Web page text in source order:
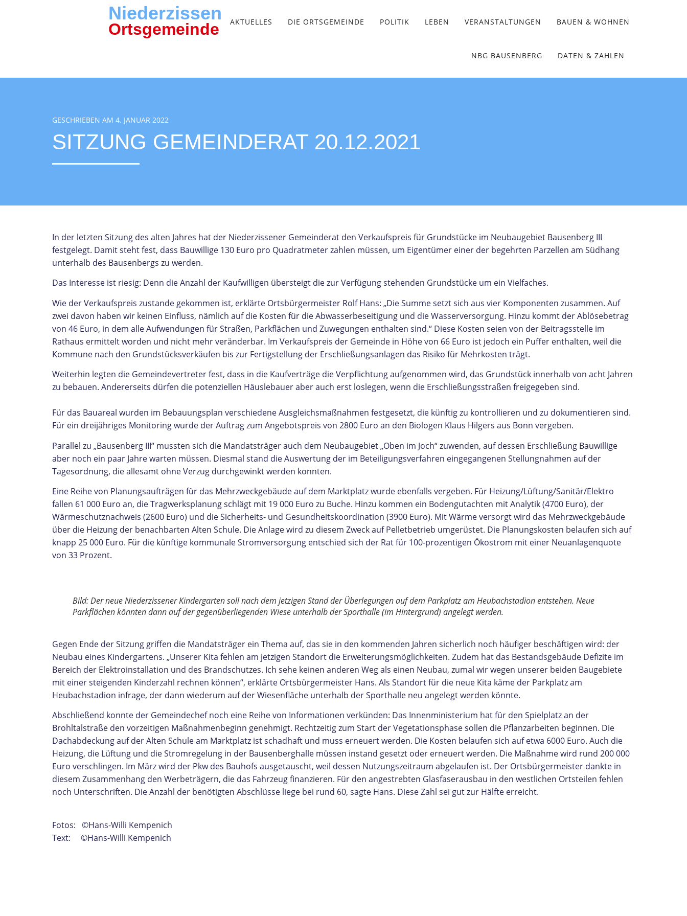
Niederzissen
Ortsgemeinde AKTUELLES DIE ORTSGEMEINDE POLITIK LEBEN VERANSTALTUNGEN BAUEN & WOHNEN
NBG BAUSENBERG DATEN & ZAHLEN
GESCHRIEBEN AM 4. JANUAR 2022
SITZUNG GEMEINDERAT 20.12.2021
In der letzten Sitzung des alten Jahres hat der Niederzissener Gemeinderat den Verkaufspreis für Grundstücke im Neubaugebiet Bausenberg III
festgelegt. Damit steht fest, dass Bauwillige 130 Euro pro Quadratmeter zahlen müssen, um Eigentümer einer der begehrten Parzellen am Südhang
unterhalb des Bausenbergs zu werden.
Das Interesse ist riesig: Denn die Anzahl der Kaufwilligen übersteigt die zur Verfügung stehenden Grundstücke um ein Vielfaches.
Wie der Verkaufspreis zustande gekommen ist, erklärte Ortsbürgermeister Rolf Hans: „Die Summe setzt sich aus vier Komponenten zusammen. Auf
zwei davon haben wir keinen Einfluss, nämlich auf die Kosten für die Abwasserbeseitigung und die Wasserversorgung. Hinzu kommt der Ablösebetrag
von 46 Euro, in dem alle Aufwendungen für Straßen, Parkflächen und Zuwegungen enthalten sind.“ Diese Kosten seien von der Beitragsstelle im
Rathaus ermittelt worden und nicht mehr veränderbar. Im Verkaufspreis der Gemeinde in Höhe von 66 Euro ist jedoch ein Puffer enthalten, weil die
Kommune nach den Grundstücksverkäufen bis zur Fertigstellung der Erschließungsanlagen das Risiko für Mehrkosten trägt.
Weiterhin legten die Gemeindevertreter fest, dass in die Kaufverträge die Verpflichtung aufgenommen wird, das Grundstück innerhalb von acht Jahren
zu bebauen. Andererseits dürfen die potenziellen Häuslebauer aber auch erst loslegen, wenn die Erschließungsstraßen freigegeben sind.
Für das Bauareal wurden im Bebauungsplan verschiedene Ausgleichsmaßnahmen festgesetzt, die künftig zu kontrollieren und zu dokumentieren sind.
Für ein dreijähriges Monitoring wurde der Auftrag zum Angebotspreis von 2800 Euro an den Biologen Klaus Hilgers aus Bonn vergeben.
Parallel zu „Bausenberg III“ mussten sich die Mandatsträger auch dem Neubaugebiet „Oben im Joch“ zuwenden, auf dessen Erschließung Bauwillige
aber noch ein paar Jahre warten müssen. Diesmal stand die Auswertung der im Beteiligungsverfahren eingegangenen Stellungnahmen auf der
Tagesordnung, die allesamt ohne Verzug durchgewinkt werden konnten.
Eine Reihe von Planungsaufträgen für das Mehrzweckgebäude auf dem Marktplatz wurde ebenfalls vergeben. Für Heizung/Lüftung/Sanitär/Elektro
fallen 61 000 Euro an, die Tragwerksplanung schlägt mit 19 000 Euro zu Buche. Hinzu kommen ein Bodengutachten mit Analytik (4700 Euro), der
Wärmeschutznachweis (2600 Euro) und die Sicherheits- und Gesundheitskoordination (3900 Euro). Mit Wärme versorgt wird das Mehrzweckgebäude
über die Heizung der benachbarten Alten Schule. Die Anlage wird zu diesem Zweck auf Pelletbetrieb umgerüstet. Die Planungskosten belaufen sich auf
knapp 25 000 Euro. Für die künftige kommunale Stromversorgung entschied sich der Rat für 100-prozentigen Ökostrom mit einer Neuanlagenquote
von 33 Prozent.
Bild: Der neue Niederzissener Kindergarten soll nach dem jetzigen Stand der Überlegungen auf dem Parkplatz am Heubachstadion entstehen. Neue
Parkflächen könnten dann auf der gegenüberliegenden Wiese unterhalb der Sporthalle (im Hintergrund) angelegt werden.
Gegen Ende der Sitzung griffen die Mandatsträger ein Thema auf, das sie in den kommenden Jahren sicherlich noch häufiger beschäftigen wird: der
Neubau eines Kindergartens. „Unserer Kita fehlen am jetzigen Standort die Erweiterungsmöglichkeiten. Zudem hat das Bestandsgebäude Defizite im
Bereich der Elektroinstallation und des Brandschutzes. Ich sehe keinen anderen Weg als einen Neubau, zumal wir wegen unserer beiden Baugebiete
mit einer steigenden Kinderzahl rechnen können“, erklärte Ortsbürgermeister Hans. Als Standort für die neue Kita käme der Parkplatz am
Heubachstadion infrage, der dann wiederum auf der Wiesenfläche unterhalb der Sporthalle neu angelegt werden könnte.
Abschließend konnte der Gemeindechef noch eine Reihe von Informationen verkünden: Das Innenministerium hat für den Spielplatz an der
Brohltalstraße den vorzeitigen Maßnahmenbeginn genehmigt. Rechtzeitig zum Start der Vegetationsphase sollen die Pflanzarbeiten beginnen. Die
Dachabdeckung auf der Alten Schule am Marktplatz ist schadhaft und muss erneuert werden. Die Kosten belaufen sich auf etwa 6000 Euro. Auch die
Heizung, die Lüftung und die Stromregelung in der Bausenberghalle müssen instand gesetzt oder erneuert werden. Die Maßnahme wird rund 200 000
Euro verschlingen. Im März wird der Pkw des Bauhofs ausgetauscht, weil dessen Nutzungszeitraum abgelaufen ist. Der Ortsbürgermeister dankte in
diesem Zusammenhang den Werbeträgern, die das Fahrzeug finanzieren. Für den angestrebten Glasfaserausbau in den westlichen Ortsteilen fehlen
noch Unterschriften. Die Anzahl der benötigten Abschlüsse liege bei rund 60, sagte Hans. Diese Zahl sei gut zur Hälfte erreicht.
Fotos: ©Hans-Willi Kempenich
Text: ©Hans-Willi Kempenich